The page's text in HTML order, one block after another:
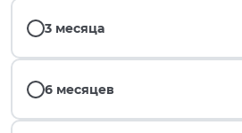
3 месяца
6 месяцев